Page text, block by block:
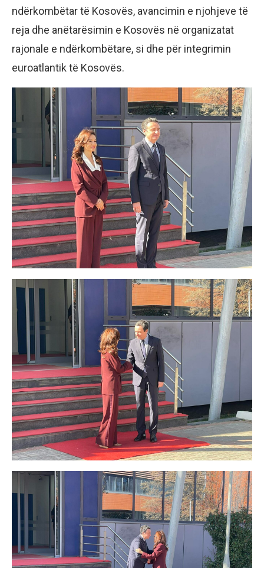
ndërkombëtar të Kosovës, avancimin e njohjeve të
reja dhe anëtarësimin e Kosovës në organizatat
rajonale e ndërkombëtare, si dhe për integrimin
euroatlantik të Kosovës.